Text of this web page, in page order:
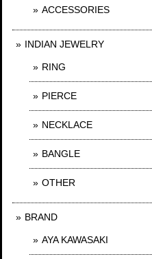
ACCESSORIES
INDIAN JEWELRY
RING
PIERCE
NECKLACE
BANGLE
OTHER
BRAND
AYA KAWASAKI